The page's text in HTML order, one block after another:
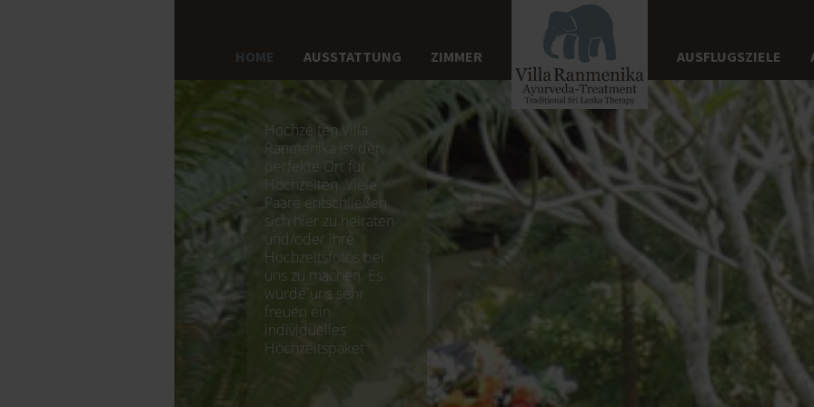
HOME AUSSTATTUNG ZIMMER AUSFLUGSZIELE
Hochzeiten Villa
Ranmenika ist der
perfekte Ort für
Hochzeiten. Viele
Paare entschließen
sich hier zu heiraten
und/oder ihre
Hochzeitsfotos bei
uns zu machen. Es
würde uns sehr
freuen ein
individuelles
Hochzeitspaket